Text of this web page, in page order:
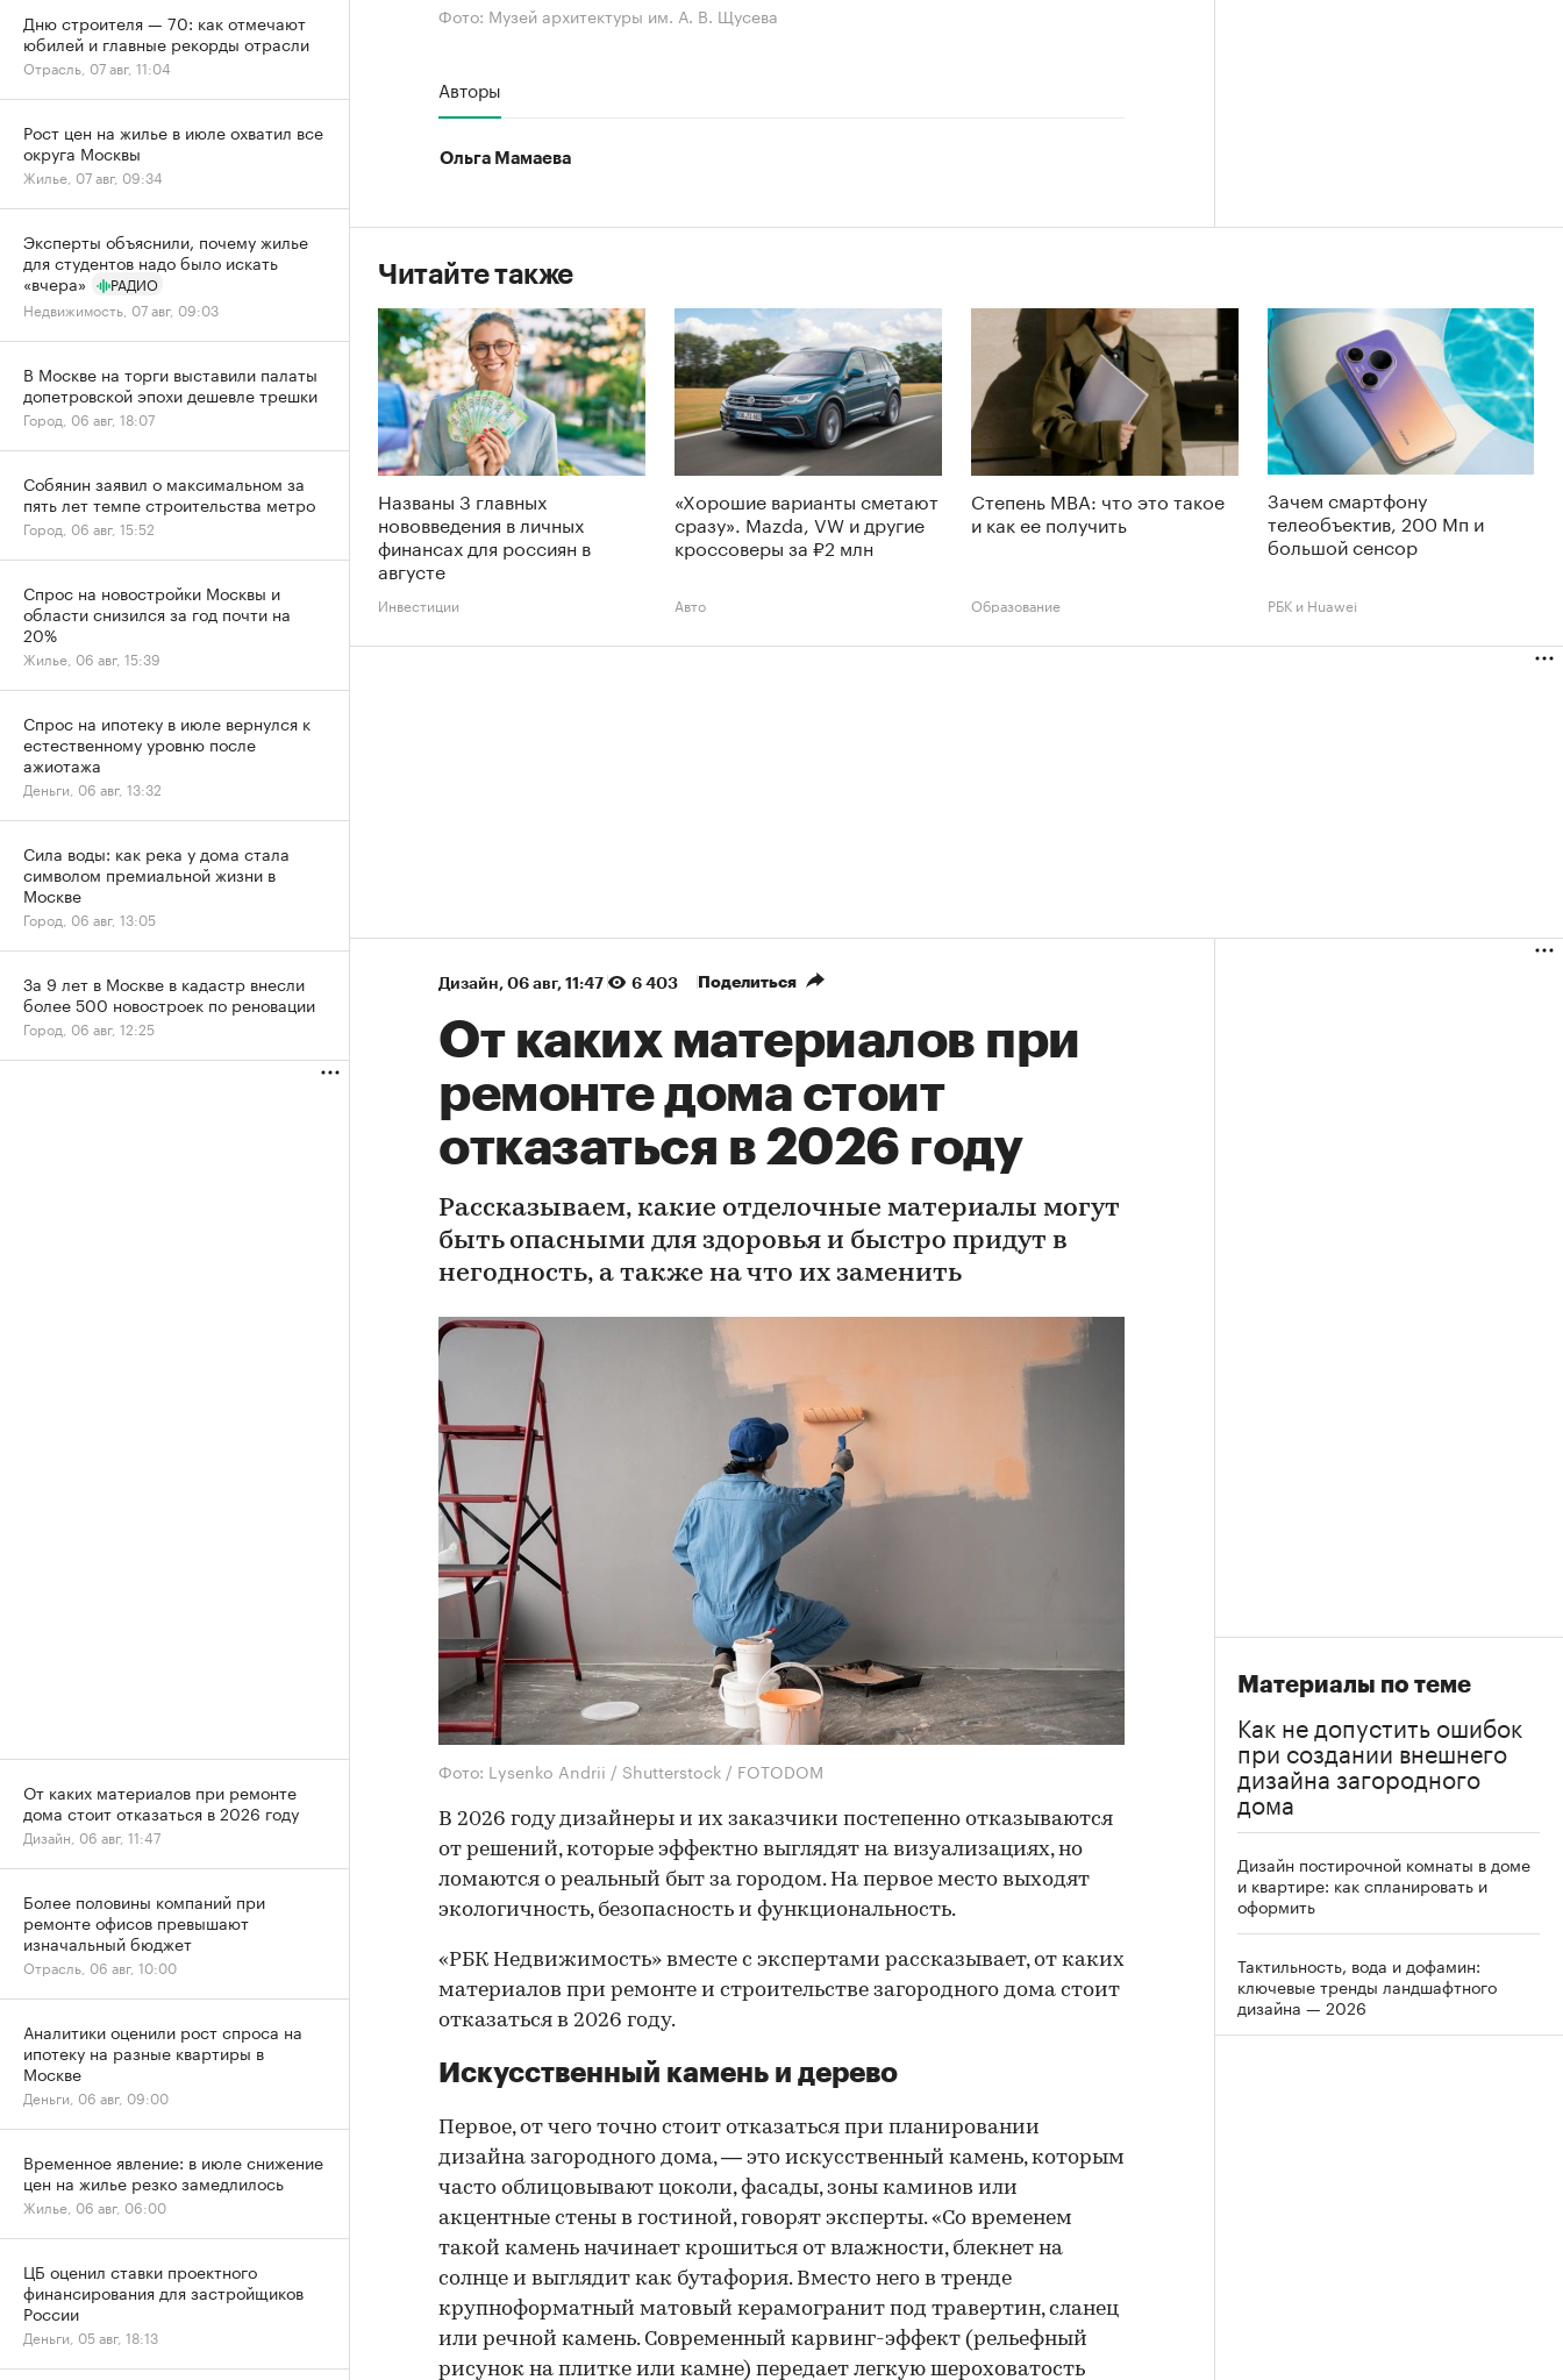
Фото: Музей архитектуры им. А. В. Щусева
Авторы
Ольга Мамаева
Читайте также
Названы 3 главных
нововведения в личных
финансах для россиян в
августе
Инвестиции
«Хорошие варианты сметают
сразу». Mazda, VW и другие
кроссоверы за ₽2 млн
Авто
Степень MBA: что это такое
и как ее получить
Образование
Зачем смартфону
телеобъектив, 200 Мп и
большой сенсор
РБК и Huawei
Дизайн⁠, 06 авг, 11:47 6 403 Поделиться
От каких материалов при
ремонте дома стоит
отказаться в 2026 году
Рассказываем, какие отделочные материалы могут
быть опасными для здоровья и быстро придут в
негодность, а также на что их заменить
Фото: Lysenko Andrii / Shutterstock / FOTODOM
В 2026 году дизайнеры и их заказчики постепенно отказываются
от решений, которые эффектно выглядят на визуализациях, но
ломаются о реальный быт за городом. На первое место выходят
экологичность, безопасность и функциональность.
«РБК Недвижимость» вместе с экспертами рассказывает, от каких
материалов при ремонте и строительстве загородного дома стоит
отказаться в 2026 году.
Искусственный камень и дерево
Первое, от чего точно стоит отказаться при планировании
дизайна загородного дома, — это искусственный камень, которым
часто облицовывают цоколи, фасады, зоны каминов или
акцентные стены в гостиной, говорят эксперты. «Со временем
такой камень начинает крошиться от влажности, блекнет на
солнце и выглядит как бутафория. Вместо него в тренде
крупноформатный матовый керамогранит под травертин, сланец
или речной камень. Современный карвинг-эффект (рельефный
рисунок на плитке или камне) передает легкую шероховатость
Материалы по теме
Как не допустить ошибок
при создании внешнего
дизайна загородного
дома
Дизайн постирочной комнаты в доме
и квартире: как спланировать и
оформить
Тактильность, вода и дофамин:
ключевые тренды ландшафтного
дизайна — 2026
Дню строителя — 70: как отмечают
юбилей и главные рекорды отрасли
Отрасль, 07 авг, 11:04
Рост цен на жилье в июле охватил все
округа Москвы
Жилье, 07 авг, 09:34
Эксперты объяснили, почему жилье
для студентов надо было искать
«вчера»
РАДИО
Недвижимость, 07 авг, 09:03
В Москве на торги выставили палаты
допетровской эпохи дешевле трешки
Город, 06 авг, 18:07
Собянин заявил о максимальном за
пять лет темпе строительства метро
Город, 06 авг, 15:52
Спрос на новостройки Москвы и
области снизился за год почти на
20%
Жилье, 06 авг, 15:39
Спрос на ипотеку в июле вернулся к
естественному уровню после
ажиотажа
Деньги, 06 авг, 13:32
Сила воды: как река у дома стала
символом премиальной жизни в
Москве
Город, 06 авг, 13:05
За 9 лет в Москве в кадастр внесли
более 500 новостроек по реновации
Город, 06 авг, 12:25
От каких материалов при ремонте
дома стоит отказаться в 2026 году
Дизайн, 06 авг, 11:47
Более половины компаний при
ремонте офисов превышают
изначальный бюджет
Отрасль, 06 авг, 10:00
Аналитики оценили рост спроса на
ипотеку на разные квартиры в
Москве
Деньги, 06 авг, 09:00
Временное явление: в июле снижение
цен на жилье резко замедлилось
Жилье, 06 авг, 06:00
ЦБ оценил ставки проектного
финансирования для застройщиков
России
Деньги, 05 авг, 18:13